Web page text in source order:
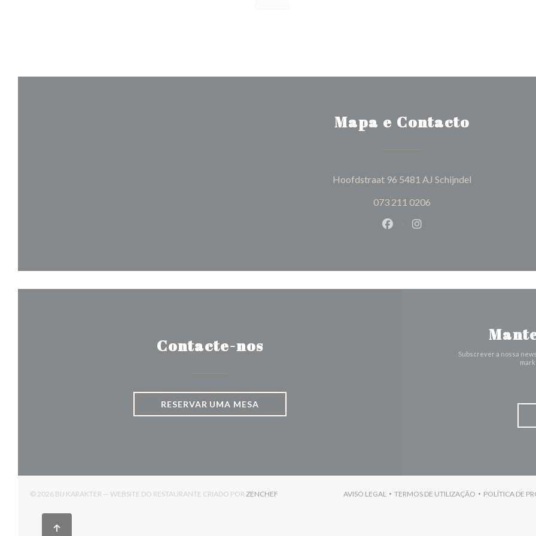
Mapa e Contacto
Hoofdstraat 96 5481 AJ Schijndel
073 211 0206
Facebook ((abre numa nova
Instagram ((abre numa
Contacte-nos
RESERVAR UMA MESA
Subscrever a nossa
© 2026 BIJ KARAKTER — WEBSITE DO RESTAURANTE CRIADO POR ZENCHEF ((ABRE NUMA NOVA JANELA))
AVISO LEGAL
((ABRE NUMA NOVA JANELA))
TERMOS DE UTILIZAÇÃO
((ABRE NUMA NOVA
POLÍTICA DE